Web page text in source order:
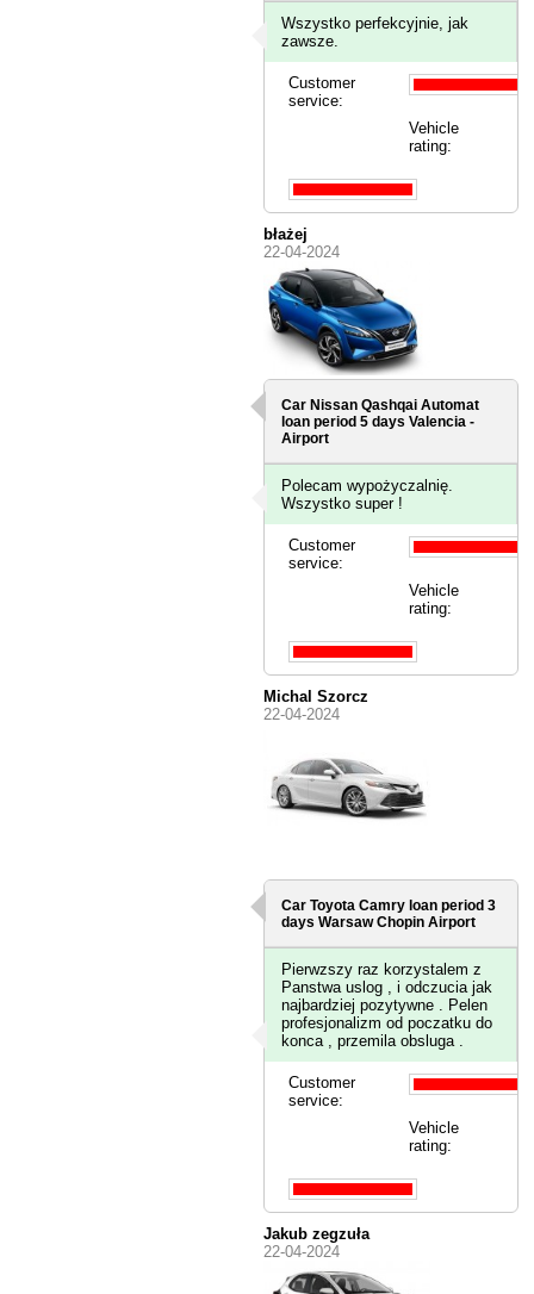
Wszystko perfekcyjnie, jak
zawsze.
Customer
service:
Vehicle
rating:
błażej
22-04-2024
Car Nissan Qashqai Automat
loan period 5 daysValencia -
Airport
Polecam wypożyczalnię.
Wszystko super !
Customer
service:
Vehicle
rating:
Michal Szorcz
22-04-2024
Car Toyota Camry loan period 3
daysWarsaw Chopin Airport
Pierwzszy raz korzystalem z
Panstwa uslog , i odczucia jak
najbardziej pozytywne . Pelen
profesjonalizm od poczatku do
konca , przemila obsluga .
Customer
service:
Vehicle
rating:
Jakub zegzuła
22-04-2024